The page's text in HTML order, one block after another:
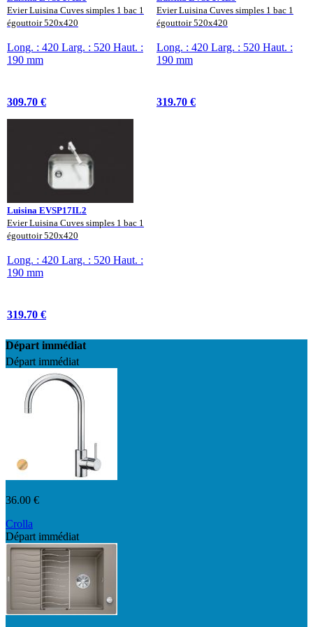
Evier Luisina Cuves simples 1 bac 1
égouttoir 520x420
Long. : 420 Larg. : 520 Haut. :
190 mm
309.70 €
Evier Luisina Cuves simples 1 bac 1
égouttoir 520x420
Long. : 420 Larg. : 520 Haut. :
190 mm
319.70 €
Luisina EVSP17IL2
Evier Luisina Cuves simples 1 bac 1
égouttoir 520x420
Long. : 420 Larg. : 520 Haut. :
190 mm
319.70 €
Départ immédiat
Départ immédiat
36.00 €
Crolla
7780VO
Départ immédiat